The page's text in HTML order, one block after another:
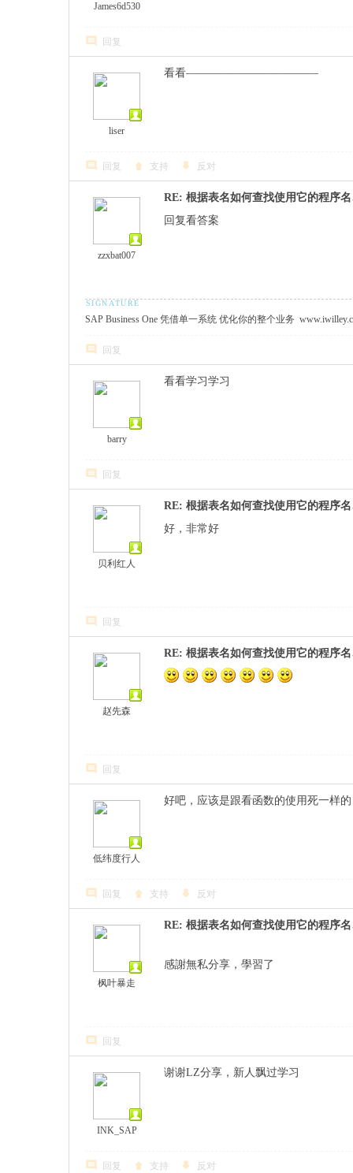
James6d530
回复
liser
看看————————————
回复 支持 反对
zzxbat007
RE: 根据表名如何查找使用它的程序
回复看答案
SAP Business One 凭借单一系统 优化你的整个业务
回复
barry
看看学习学习
回复
贝利红人
RE: 根据表名如何查找使用它的程序
好，非常好
回复
赵先森
RE: 根据表名如何查找使用它的程序
回复
低纬度行人
好吧，应该是跟看函数的使用死一样的
回复 支持 反对
枫叶暴走
RE: 根据表名如何查找使用它的程序
感謝無私分享，學習了
回复
INK_SAP
谢谢LZ分享，新人飘过学习
回复 支持 反对